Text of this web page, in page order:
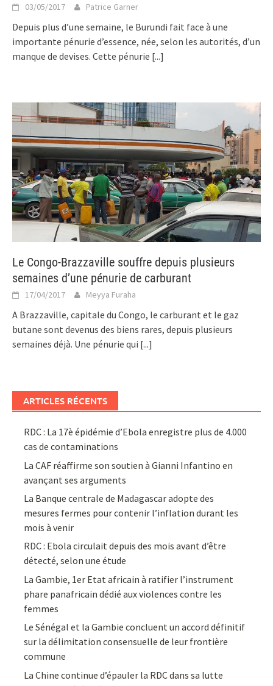
03/05/2017 Patrice Garner
Depuis plus d’une semaine, le Burundi fait face à une
importante pénurie d’essence, née, selon les autorités, d’un
manque de devises. Cette pénurie [...]
Le Congo-Brazzaville souffre depuis plusieurs
semaines d’une pénurie de carburant
17/04/2017 Meyya Furaha
A Brazzaville, capitale du Congo, le carburant et le gaz
butane sont devenus des biens rares, depuis plusieurs
semaines déjà. Une pénurie qui [...]
ARTICLES RÉCENTS
RDC : La 17è épidémie d’Ebola enregistre plus de 4.000
cas de contaminations
La CAF réaffirme son soutien à Gianni Infantino en
avançant ses arguments
La Banque centrale de Madagascar adopte des
mesures fermes pour contenir l’inflation durant les
mois à venir
RDC : Ebola circulait depuis des mois avant d’être
détecté, selon une étude
La Gambie, 1er Etat africain à ratifier l’instrument
phare panafricain dédié aux violences contre les
femmes
Le Sénégal et la Gambie concluent un accord définitif
sur la délimitation consensuelle de leur frontière
commune
La Chine continue d’épauler la RDC dans sa lutte